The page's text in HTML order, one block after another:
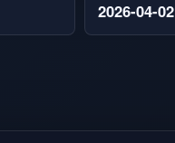
2026-04-02